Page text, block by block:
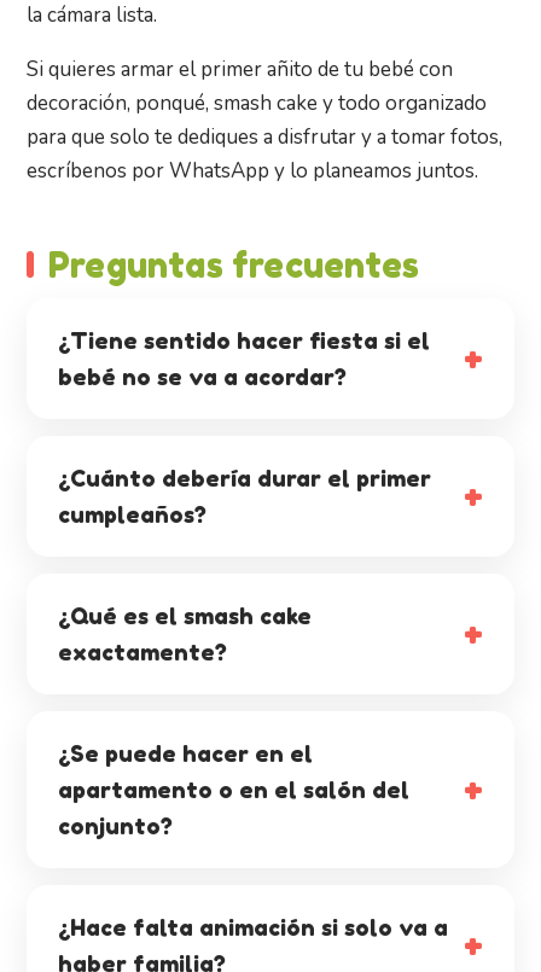
la cámara lista.
Si quieres armar el primer añito de tu bebé con
decoración, ponqué, smash cake y todo organizado
para que solo te dediques a disfrutar y a tomar fotos,
escríbenos por WhatsApp y lo planeamos juntos.
Preguntas frecuentes
¿Tiene sentido hacer fiesta si el
bebé no se va a acordar?
¿Cuánto debería durar el primer
cumpleaños?
¿Qué es el smash cake
exactamente?
¿Se puede hacer en el
apartamento o en el salón del
conjunto?
¿Hace falta animación si solo va a
haber familia?